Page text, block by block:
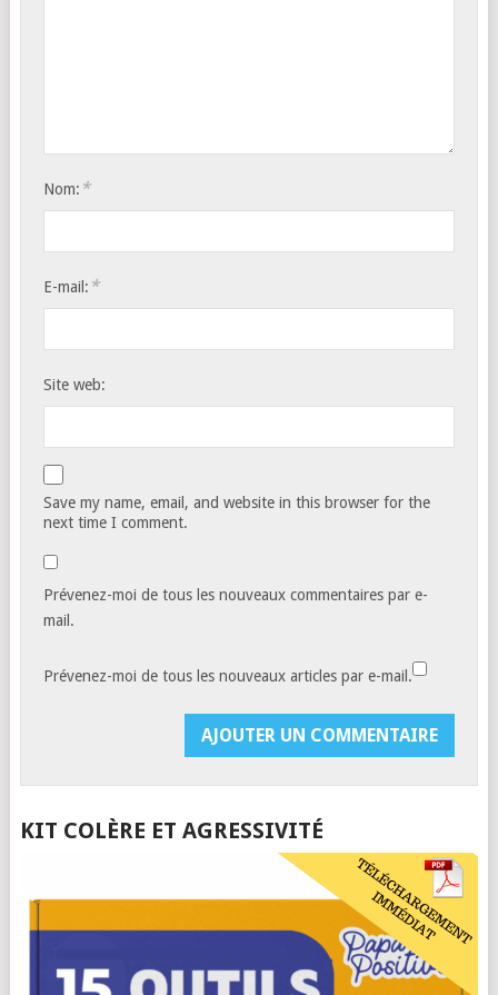
Nom: *
E-mail: *
Site web:
Save my name, email, and website in this browser for the
next time I comment.
Prévenez-moi de tous les nouveaux commentaires par e-
mail.
Prévenez-moi de tous les nouveaux articles par e-mail.
KIT COLÈRE ET AGRESSIVITÉ